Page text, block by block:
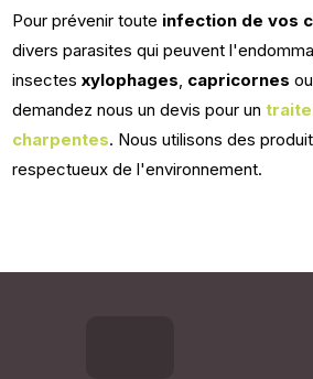
Pour prévenir toute infection de vos
divers parasites qui peuvent
insectesxylophages, capricornes
demandez nous un devis pour un
charpentes. Nous utilisons des
respectueux de l'environnement.